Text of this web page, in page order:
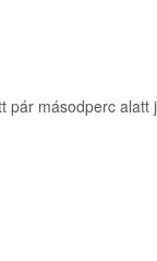
pár másodperc